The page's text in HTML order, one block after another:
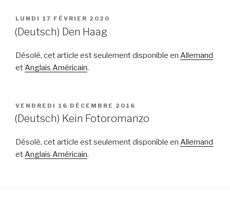
PUBLIÉ
LE
LUNDI 17 FÉVRIER 2020
(Deutsch) Den Haag
Désolé, cet article est seulement disponible en Allemand
etAnglais Américain.
PUBLIÉ
LE
VENDREDI 16 DÉCEMBRE 2016
(Deutsch) Kein Fotoromanzo
Désolé, cet article est seulement disponible en Allemand
etAnglais Américain.